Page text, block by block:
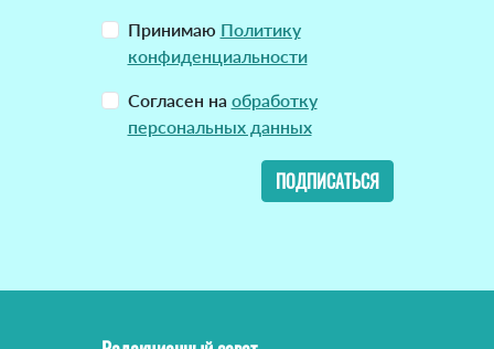
Принимаю Политику
конфиденциальности
Согласен на обработку
персональных данных
ПОДПИСАТЬСЯ